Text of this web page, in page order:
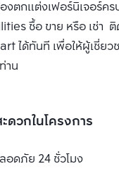
ตกแต่งเฟอร์นิเจอร์ครบ
ซื้อ ขาย หรือ เช่า ติด
ได้ทันที เพื่อให้ผู้เชี่ยวช
าน
ดวกในโครงการ
อดภัย 24 ชั่วโมง